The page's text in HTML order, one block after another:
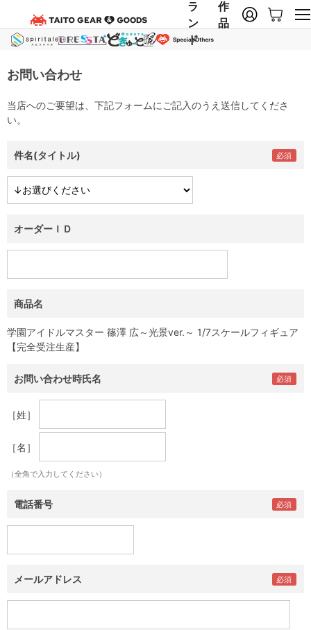
ラ
ン
ド
作
品
お問い合わせ
当店へのご要望は、下記フォームにご記入のうえ送信してくださ
い。
件名(タイトル)
オーダーＩＤ
商品名
学園アイドルマスター 篠澤 広～光景ver.～ 1/7スケールフィギュア
【完全受注生産】
お問い合わせ時氏名
［姓］
［名］
（全角で入力してください）
電話番号
メールアドレス